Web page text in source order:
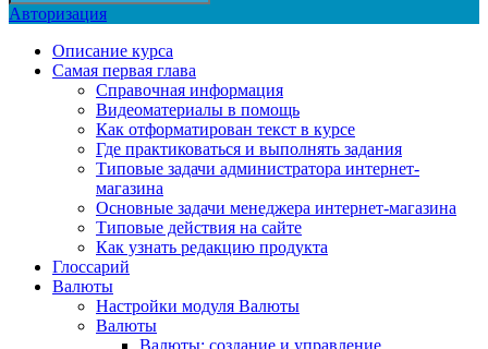
Авторизация
Описание курса
Самая первая глава
Справочная информация
Видеоматериалы в помощь
Как отформатирован текст в курсе
Где практиковаться и выполнять задания
Типовые задачи администратора интернет-
магазина
Основные задачи менеджера интернет-магазина
Типовые действия на сайте
Как узнать редакцию продукта
Глоссарий
Валюты
Настройки модуля Валюты
Валюты
Валюты: создание и управление